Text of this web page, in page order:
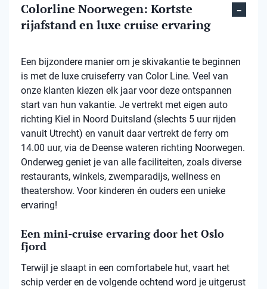
Colorline Noorwegen: Kortste
rijafstand en luxe cruise ervaring
Een bijzondere manier om je skivakantie te beginnen
is met de luxe cruiseferry van Color Line. Veel van
onze klanten kiezen elk jaar voor deze ontspannen
start van hun vakantie. Je vertrekt met eigen auto
richting Kiel in Noord Duitsland (slechts 5 uur rijden
vanuit Utrecht) en vanuit daar vertrekt de ferry om
14.00 uur, via de Deense wateren richting Noorwegen.
Onderweg geniet je van alle faciliteiten, zoals diverse
restaurants, winkels, zwemparadijs, wellness en
theatershow. Voor kinderen én ouders een unieke
ervaring!
Een mini-cruise ervaring door het Oslo
fjord
Terwijl je slaapt in een comfortabele hut, vaart het
schip verder en de volgende ochtend word je uitgerust